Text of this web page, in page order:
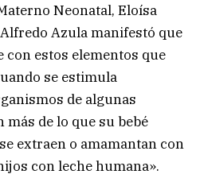
Neonatal, Eloísa
Azula manifestó que
con estos elementos que
se estimula
de algunas
de lo que su bebé
extraen o amamantan con
con leche humana».